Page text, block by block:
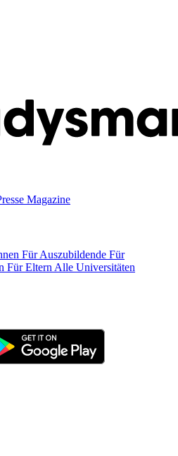
Magazine
Für Auszubildende Für
Für Eltern Alle Universitäten